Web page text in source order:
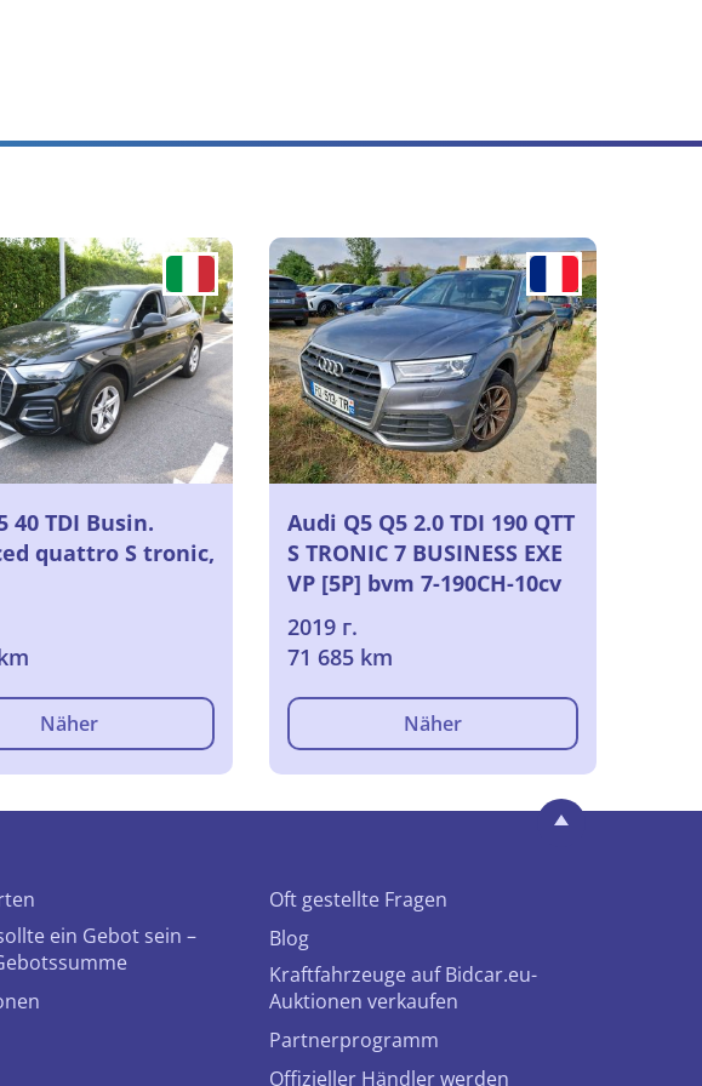
40 TDI Busin.
quattro S tronic,
Näher
Audi Q5 Q5 2.0 TDI 190 QTT
S TRONIC 7 BUSINESS EXE
VP [5P] bvm 7-190CH-10cv
(SUV), 2019
2019 г.
71 685 km
Näher
ein Gebot sein –
Oft gestellte Fragen
Blog
Kraftfahrzeuge auf Bidcar.eu-
Auktionen verkaufen
Partnerprogramm
Offizieller Händler werden